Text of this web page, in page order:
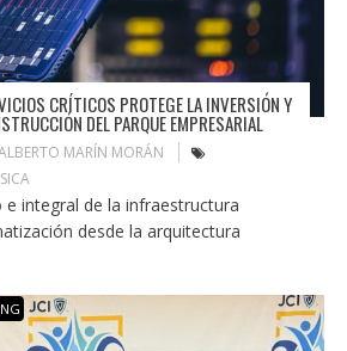
CRÍTICOS PROTEGE LA INVERSIÓN Y
DEL PARQUE EMPRESARIAL
MARÍN MORÁN
integral de la infraestructura
desde la arquitectura